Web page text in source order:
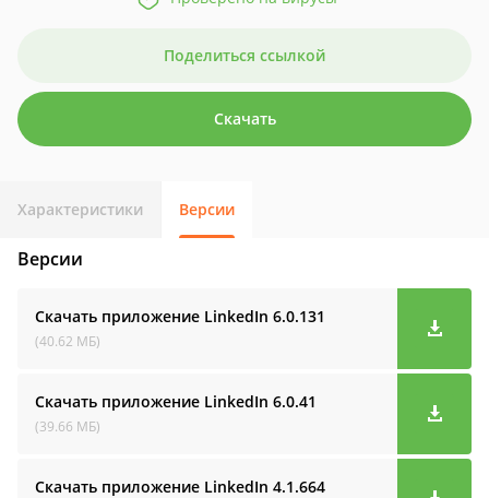
Поделиться ссылкой
Скачать
Характеристики Версии
Версии
Скачать приложение LinkedIn 6.0.131
(40.62 МБ)
Скачать приложение LinkedIn 6.0.41
(39.66 МБ)
Скачать приложение LinkedIn 4.1.664